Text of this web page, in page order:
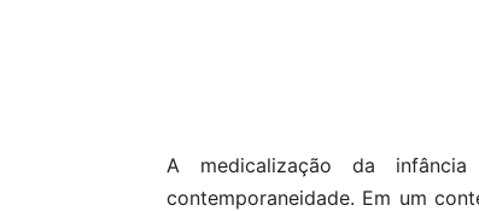
A medicalização da
contemporaneidade. Em um